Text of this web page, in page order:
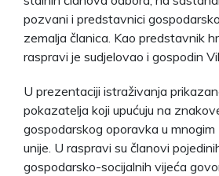
pozvani i predstavnici
zemalja članica. Kao predstavnik
raspravi je sudjelovao i gospodin
U prezentaciji istraživanja
pokazatelja koji upućuju na
gospodarskog oporavka u mnogim
unije. U raspravi su članovi
gospodarsko-socijalnih vijeća